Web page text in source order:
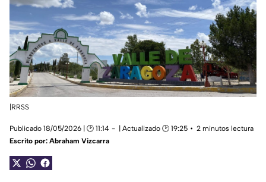
|RRSS
Publicado 18/05/2026 | 🕑 11:14 | Actualizado 🕑 19:25
2 minutos lectura
Escrito por: Abraham Vizcarra